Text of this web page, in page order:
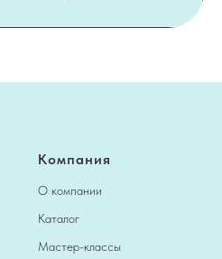
Компания
О компании
Каталог
Мастер-классы